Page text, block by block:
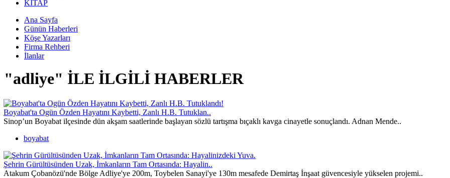
KİTAP
Ana Sayfa
Günün Haberleri
Köşe Yazarları
Firma Rehberi
İlanlar
"adliye" İLE İLGİLİ HABERLER
Boyabat'ta Ogün Özden Hayatını Kaybetti, Zanlı H.B. Tutuklan..
Sinop’un Boyabat ilçesinde dün akşam saatlerinde başlayan sözlü tartışma bıçaklı kavga cinayetle sonuçlandı. Adnan Mende..
boyabat
Şehrin Gürültüsünden Uzak, İmkanların Tam Ortasında: Hayalin..
Atakum Çobanözü'nde Bölge Adliye'ye 200m, Toybelen Sanayi'ye 130m mesafede Demirtaş İnşaat güvencesiyle yükselen projemi..